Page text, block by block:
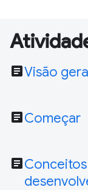
articleVisão
articleComeçar
article